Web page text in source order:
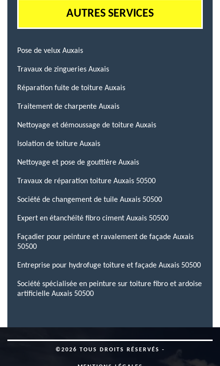
AUTRES SERVICES
Pose de velux Auxais
Travaux de zingueries Auxais
Réparation fuite de toiture Auxais
Traitement de charpente Auxais
Nettoyage et démoussage de toiture Auxais
Isolation de toiture Auxais
Nettoyage et pose de gouttière Auxais
Travaux de réparation toiture Auxais 50500
Société de changement de tuile Auxais 50500
Expert en étanchéité fibro ciment Auxais 50500
Façadier pour peinture et ravalement de façade Auxais
50500
Entreprise pour hydrofuge toiture et façade Auxais 50500
Société spécialisée en peinture sur toiture fibro et ardoise
artificielle Auxais 50500
©2026 TOUS DROITS RÉSERVÉS -